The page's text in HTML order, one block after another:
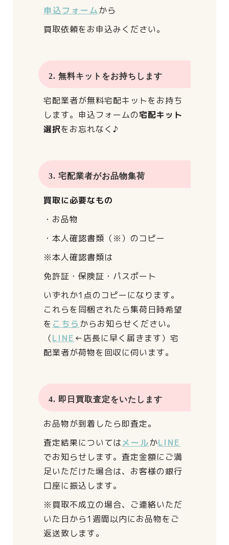
申込フォームから
買取依頼をお申込みください。
2. 無料キットをお持ちします
宅配業者が無料宅配キットをお持ち
します。 申込フォームの宅配キット
選択をお忘れなく♪
3. 宅配業者がお品物集荷
買取に必要なもの
・お品物
・本人確認書類（※）のコピー
※本人確認書類は
免許証・保険証・パスポート
いずれか1点のコピーになります。
これらを同梱されたら集荷日時希望
を こちら からお知らせください。
（LINE ←店長に早く届きます） 宅
配業者が荷物を回収に伺います。
4. 即日買取査定をいたします
お品物が到着したら即査定。
査定結果についてはメールかLINE
でお知らせします。 査定金額にご満
足いただけた場合は、 お客様の銀行
口座に振込します。
※買取不成立の場合、 ご連絡いただ
いた日から1週間以内にお品物をご
返送致します。